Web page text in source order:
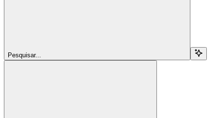
Pesquisar...